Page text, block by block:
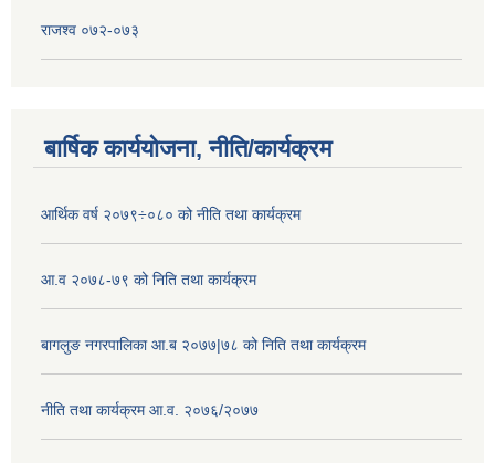
राजश्व ०७२-०७३
बार्षिक कार्ययोजना, नीति/कार्यक्रम
आर्थिक वर्ष २०७९÷०८० को नीति तथा कार्यक्रम
आ.व २०७८-७९ को निति तथा कार्यक्रम
बागलुङ नगरपालिका आ.ब २०७७|७८ को निति तथा कार्यक्रम
नीति तथा कार्यक्रम आ.व. २०७६/२०७७